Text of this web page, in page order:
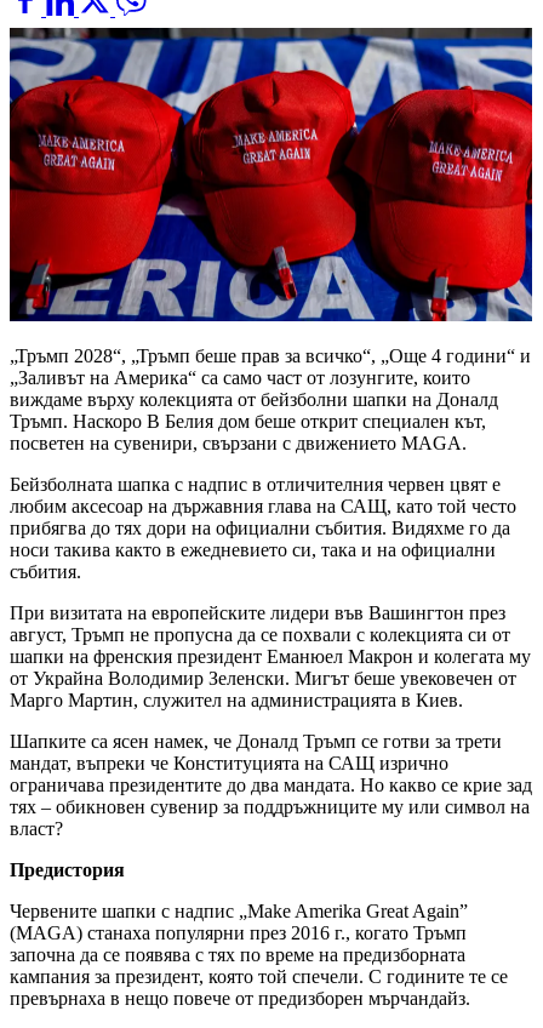
„Тръмп 2028“, „Тръмп беше прав за всичко“, „Още 4 години“ и
„Заливът на Америка“ са само част от лозунгите, които
виждаме върху колекцията от бейзболни шапки на Доналд
Тръмп. Наскоро В Белия дом беше открит специален кът,
посветен на сувенири, свързани с движението MAGA.
Бейзболната шапка с надпис в отличителния червен цвят е
любим аксесоар на държавния глава на САЩ, като той често
прибягва до тях дори на официални събития. Видяхме го да
носи такива както в ежедневието си, така и на официални
събития.
При визитата на европейските лидери във Вашингтон през
август, Тръмп не пропусна да се похвали с колекцията си от
шапки на френския президент Еманюел Макрон и колегата му
от Украйна Володимир Зеленски. Мигът беше увековечен от
Марго Мартин, служител на администрацията в Киев.
Шапките са ясен намек, че Доналд Тръмп се готви за трети
мандат, въпреки че Конституцията на САЩ изрично
ограничава президентите до два мандата. Но какво се крие зад
тях – обикновен сувенир за поддръжниците му или символ на
власт?
Предистория
Червените шапки с надпис „Make Amerika Great Again”
(MAGA) станаха популярни през 2016 г., когато Тръмп
започна да се появява с тях по време на предизборната
кампания за президент, която той спечели. С годините те се
превърнаха в нещо повече от предизборен мърчандайз.